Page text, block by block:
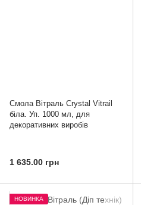
Смола Вітраль Crystal Vitrail
біла. Уп. 1000 мл, для
декоративних виробів
1 635.00 грн
НОВИНКА